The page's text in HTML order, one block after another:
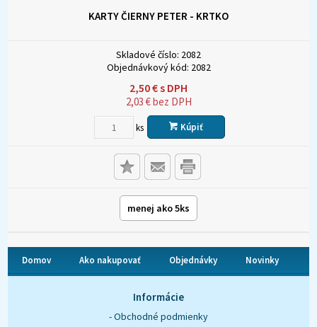
KARTY ČIERNY PETER - KRTKO
Skladové číslo: 2082
Objednávkový kód: 2082
2,50€s DPH
2,03€bez DPH
ks Kúpiť
menej ako 5ks
Domov Ako nakupovať Objednávky Novinky
Informácie
- Obchodné podmienky